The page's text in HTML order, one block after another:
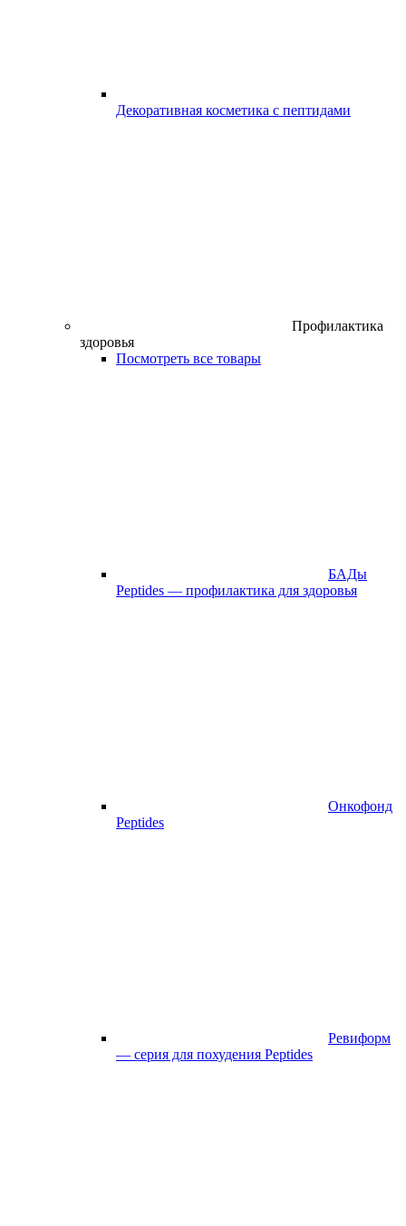
Декоративная косметика с пептидами
Профилактика
здоровья
Посмотреть все товары
БАДы
Peptides — профилактика для здоровья
Онкофонд
Peptides
Ревиформ
— серия для похудения Peptides